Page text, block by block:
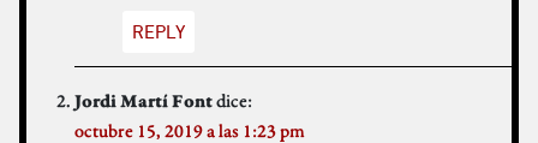
REPLY
Jordi Martí Fontdice:
octubre 15, 2019 a las 1:23 pm